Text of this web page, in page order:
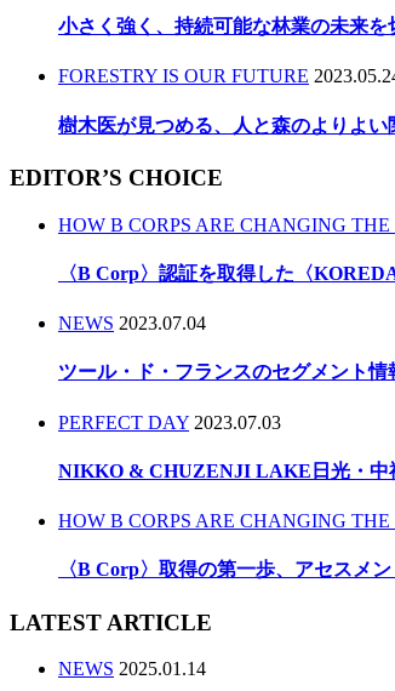
小さく強く、持続可能な林業の未来
FORESTRY IS OUR FUTURE
樹木医が見つめる、人と森のよりよ
EDITOR’S CHOICE
HOW B CORPS ARE CHANGING
〈B Corp〉認証を取得した〈
NEWS 2023.07.04
ツール・ド・フランスのセグメント
PERFECT DAY 2023.07.03
NIKKO & CHUZENJI LAKE日光・中
HOW B CORPS ARE CHANGING
〈B Corp〉取得の第一歩、アセスメ
LATEST ARTICLE
NEWS 2025.01.14